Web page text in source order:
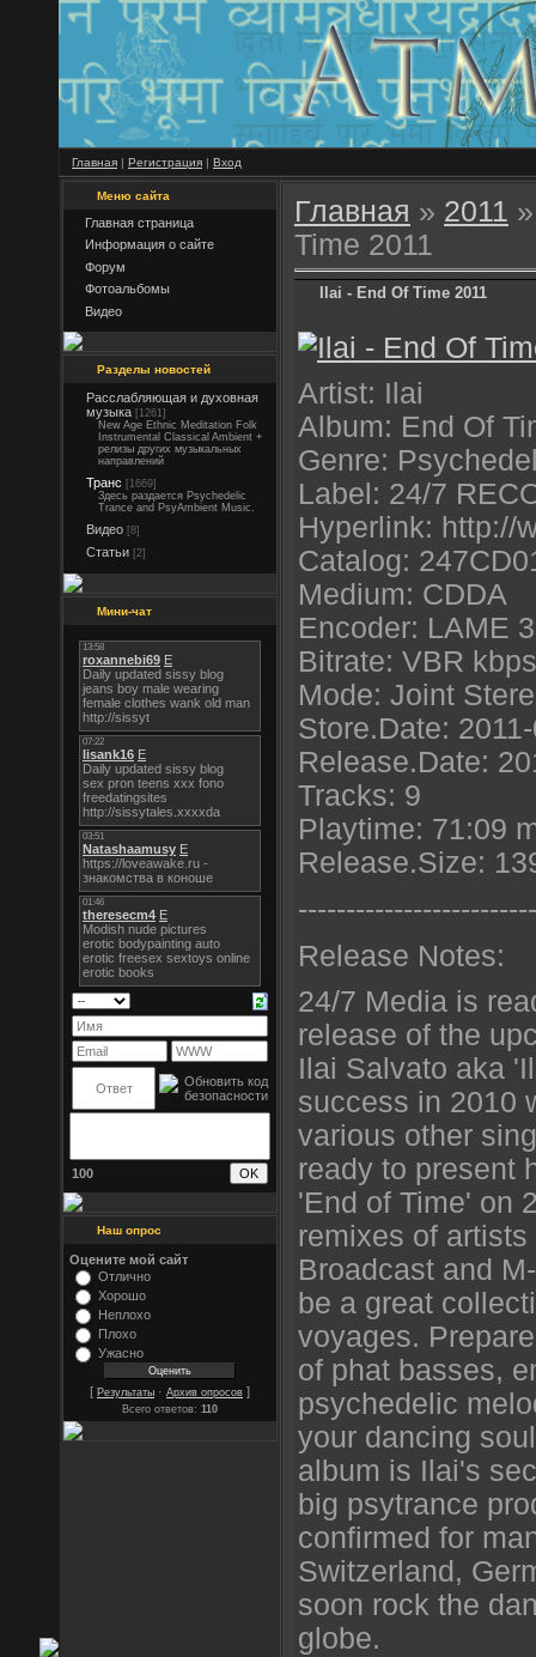
Главная | Регистрация | Вход
Меню сайта
Главная страница
Информация о сайте
Форум
Фотоальбомы
Видео
Разделы новостей
Расслабляющая и духовная
музыка [1261]
New Age Ethnic Meditation Folk
Instrumental Classical Ambient +
релизы других музыкальных
направлений
Транс [1669]
Здесь раздается Psychedelic
Trance and PsyAmbient Music.
Видео [8]
Статьи [2]
Мини-чат
100
Наш опрос
Оцените мой сайт
Отлично
Хорошо
Неплохо
Плохо
Ужасно
[ Результаты · Архив опросов ]
Всего ответов: 110
Главная » 2011 »
Time 2011
Ilai - End Of Time 2011
Artist: Ilai
Album: End Of
Genre:
Label: 24/7
Hyperlink: http://
Catalog:
Medium: CDDA
Encoder: LAME
Bitrate: VBR kbps
Mode: Joint
Store.Date:
Release.Date:
Tracks: 9
Playtime: 71:09
Release.Size:
----------------------
Release Notes:
24/7 Media is
release of the
Ilai Salvato aka
success in 2010
various other
ready to present
'End of Time' on
remixes of
Broadcast and
be a great
voyages.
of phat basses,
psychedelic
your dancing
album is Ilai's
big psytrance
confirmed for
Switzerland,
soon rock the
globe.